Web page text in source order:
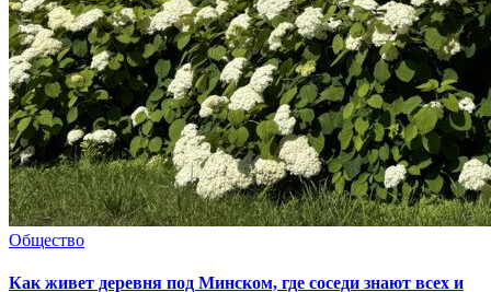
Общество
Как живет деревня под Минском, где соседи знают всех и